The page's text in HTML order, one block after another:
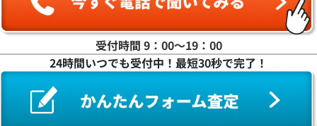
受付時間 9：00〜19：00
24時間いつでも受付中！最短30秒で完了！